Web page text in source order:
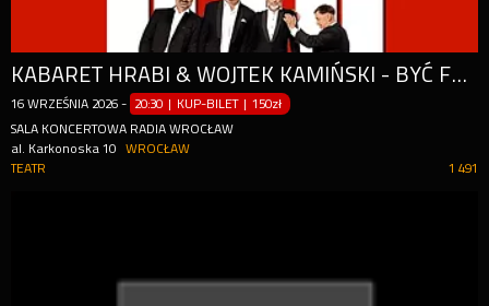
KABARET HRABI & WOJTEK KAMIŃSKI - BYĆ FACETEM
16 WRZEŚNIA 2026 - 20:30 | KUP-BILET |150zł
SALA KONCERTOWA RADIA WROCŁAW
al. Karkonoska 10
WROCŁAW
1 491
TEATR